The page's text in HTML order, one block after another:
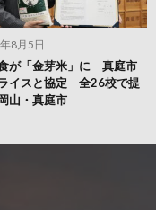
8月5日
が「金芽米」に 真庭市
イスと協定 全26校で提
山・真庭市